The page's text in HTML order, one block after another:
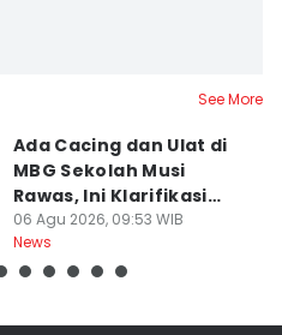
See More
Ada Cacing dan Ulat di
MBG Sekolah Musi
Rawas, Ini Klarifikasi
SPPG
06 Agu 2026, 09:53 WIB
News